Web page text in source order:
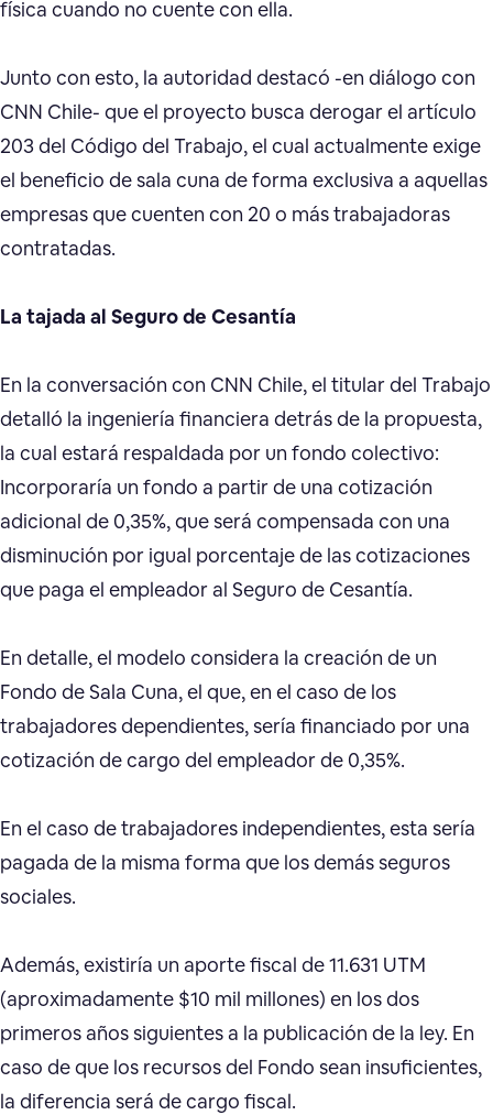
física cuando no cuente con ella.
Junto con esto, la autoridad destacó -en diálogo con
CNN Chile- que el proyecto busca derogar el artículo
203 del Código del Trabajo, el cual actualmente exige
el beneficio de sala cuna de forma exclusiva a aquellas
empresas que cuenten con 20 o más trabajadoras
contratadas.
La tajada al Seguro de Cesantía
En la conversación con CNN Chile, el titular del Trabajo
detalló la ingeniería financiera detrás de la propuesta,
la cual estará respaldada por un fondo colectivo:
Incorporaría un fondo a partir de una cotización
adicional de 0,35%, que será compensada con una
disminución por igual porcentaje de las cotizaciones
que paga el empleador al Seguro de Cesantía.
En detalle, el modelo considera la creación de un
Fondo de Sala Cuna, el que, en el caso de los
trabajadores dependientes, sería financiado por una
cotización de cargo del empleador de 0,35%.
En el caso de trabajadores independientes, esta sería
pagada de la misma forma que los demás seguros
sociales.
Además, existiría un aporte fiscal de 11.631 UTM
(aproximadamente $10 mil millones) en los dos
primeros años siguientes a la publicación de la ley. En
caso de que los recursos del Fondo sean insuficientes,
la diferencia será de cargo fiscal.